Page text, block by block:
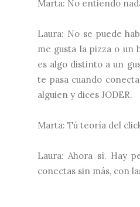
Marta: No entiendo
Laura: No se puede
me gusta la pizza o un
es algo distinto a un
te pasa cuando
alguien y dices JODER.
Marta: Tú teoría del
Laura: Ahora sí. Hay
conectas sin más, con